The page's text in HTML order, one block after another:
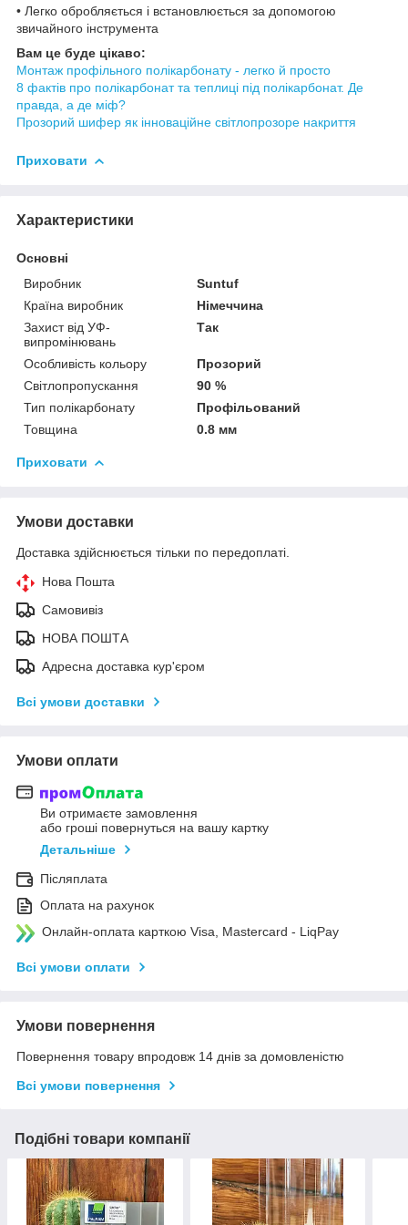
• Легко обробляється і встановлюється за допомогою
звичайного інструмента
Вам це буде цікаво:
Монтаж профільного полікарбонату - легко й просто
8 фактів про полікарбонат та теплиці під полікарбонат. Де
правда, а де міф?
Прозорий шифер як інноваційне світлопрозоре накриття
Приховати
Характеристики
Основні
Виробник
Suntuf
Країна виробник
Німеччина
Захист від УФ-
випромінювань
Так
Особливість кольору
Прозорий
Світлопропускання
90 %
Тип полікарбонату
Профільований
Товщина
0.8 мм
Приховати
Умови доставки
Доставка здійснюється тільки по передоплаті.
Нова Пошта
Самовивіз
НОВА ПОШТА
Адресна доставка кур'єром
Всі умови доставки
Умови оплати
Ви отримаєте замовлення
або гроші повернуться на вашу картку
Детальніше
Післяплата
Оплата на рахунок
Онлайн-оплата карткою Visa, Mastercard - LiqPay
Всі умови оплати
Умови повернення
Повернення товару впродовж 14 днів за домовленістю
Всі умови повернення
Подібні товари компанії